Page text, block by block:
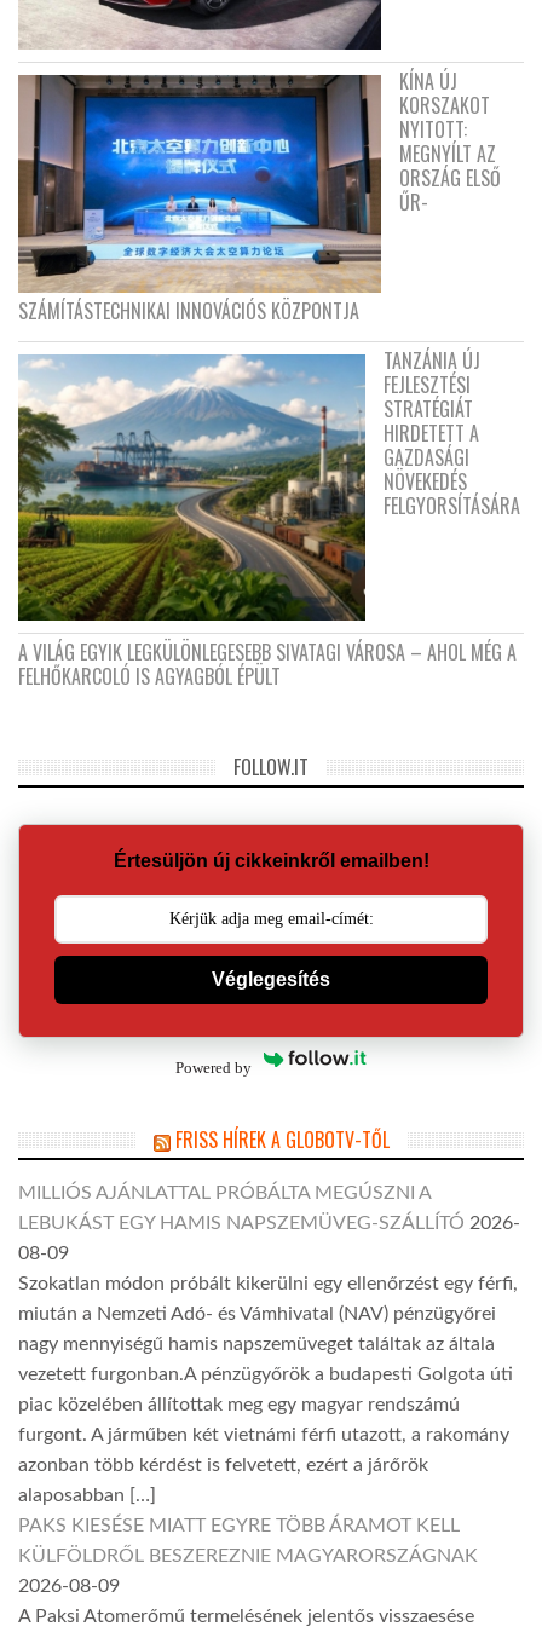
KÍNA ÚJ
KORSZAKOT
NYITOTT:
MEGNYÍLT AZ
ORSZÁG ELSŐ
ŰR-
SZÁMÍTÁSTECHNIKAI INNOVÁCIÓS KÖZPONTJA
TANZÁNIA ÚJ
FEJLESZTÉSI
STRATÉGIÁT
HIRDETETT A
GAZDASÁGI
NÖVEKEDÉS
FELGYORSÍTÁSÁRA
A VILÁG EGYIK LEGKÜLÖNLEGESEBB SIVATAGI VÁROSA – AHOL MÉG A
FELHŐKARCOLÓ IS AGYAGBÓL ÉPÜLT
FOLLOW.IT
Értesüljön új cikkeinkről emailben!
Véglegesítés
Powered by
FRISS HÍREK A GLOBOTV-TŐL
MILLIÓS AJÁNLATTAL PRÓBÁLTA MEGÚSZNI A
LEBUKÁST EGY HAMIS NAPSZEMÜVEG-SZÁLLÍTÓ 2026-
08-09
Szokatlan módon próbált kikerülni egy ellenőrzést egy férfi,
miután a Nemzeti Adó- és Vámhivatal (NAV) pénzügyőrei
nagy mennyiségű hamis napszemüveget találtak az általa
vezetett furgonban.A pénzügyőrök a budapesti Golgota úti
piac közelében állítottak meg egy magyar rendszámú
furgont. A járműben két vietnámi férfi utazott, a rakomány
azonban több kérdést is felvetett, ezért a járőrök
alaposabban […]
PAKS KIESÉSE MIATT EGYRE TÖBB ÁRAMOT KELL
KÜLFÖLDRŐL BESZEREZNIE MAGYARORSZÁGNAK
2026-08-09
A Paksi Atomerőmű termelésének jelentős visszaesése